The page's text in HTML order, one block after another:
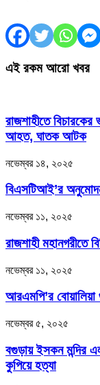
এই রকম আরো খবর
রাজশাহীতে বিচারকের
আহত, ঘাতক আটক
নভেম্বর ১৪, ২০২৫
বিএসটিআই’র
নভেম্বর ১১, ২০২৫
রাজশাহী মহানগরীতে
নভেম্বর ১১, ২০২৫
আরএমপি’র বোয়ালিয়া
নভেম্বর ৫, ২০২৫
বগুড়ায় ইসকন মন্দির
কুপিয়ে হত্যা